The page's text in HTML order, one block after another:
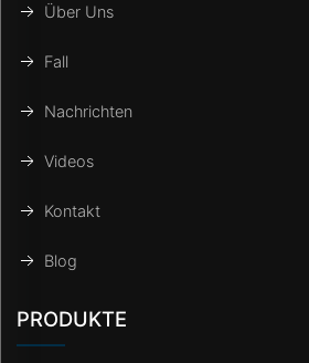
Über Uns
Fall
Nachrichten
Videos
Kontakt
Blog
PRODUKTE